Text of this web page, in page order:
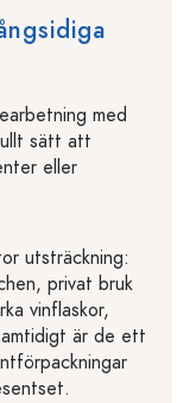
med
sätt att
eller
utsträckning:
privat bruk
vinflaskor,
är de ett